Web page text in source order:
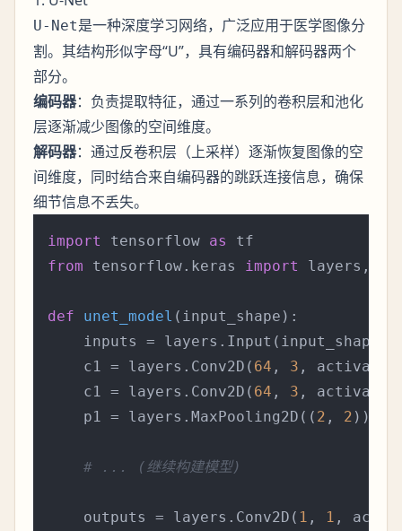
U-Net是一种深度学习网络，广泛应用于医学图像分
割。其结构形似字母“U”，具有编码器和解码器两个
部分。
编码器：负责提取特征，通过一系列的卷积层和池化
层逐渐减少图像的空间维度。
解码器：通过反卷积层（上采样）逐渐恢复图像的空
间维度，同时结合来自编码器的跳跃连接信息，确保
细节信息不丢失。
import tensorflow as
from tensorflow.keras import layers,
def unet_model ( input_shape ):
    inputs = layers.Input(input_shape)
    c1 = layers.Conv2D(
64 , 3 ,
    c1 = layers.Conv2D(
64 , 3 ,
    p1 = layers.MaxPooling2D((
2 , 2
# ... (继续构建模型)
    outputs = layers.Conv2D(
1 , 1 ,